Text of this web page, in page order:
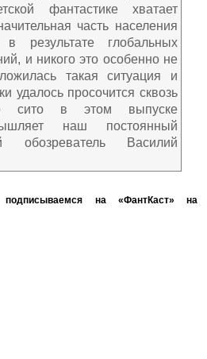
фантастике хватает
часть населения
результате глобальных
и никого это особенно не
такая ситуация и
удалось просочится сквозь
сито в этом выпуске
наш постоянный
обозреватель Василий
на «ФантКаст» на